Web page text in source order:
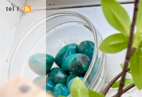
tel /